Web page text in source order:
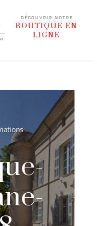
DÉCOUVRIR NOTRE
BOUTIQUE EN
LIGNE